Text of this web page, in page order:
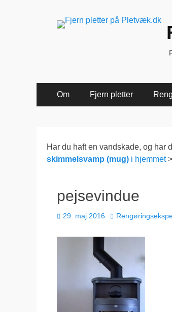
Primær
Menu
Om Fjern pletter
Har du haft en vandskade, og har
skimmelsvamp (mug) i hjemmet
pejsevindue
Udgivet
29. maj 2016 Forfatter